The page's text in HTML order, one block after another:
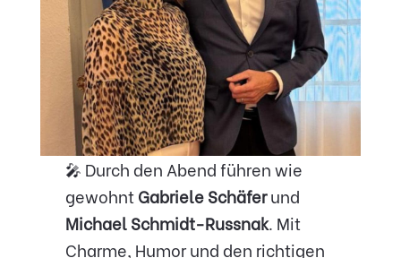
🎤 Durch den Abend führen wie
gewohntGabriele Schäferund
Michael Schmidt-Russnak. Mit
Charme, Humor und den richtigen